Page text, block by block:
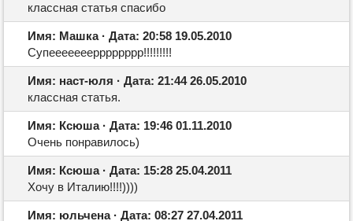
классная статья спасибо
Имя: Машка · Дата: 20:58 19.05.2010
Супееееееерррррррр!!!!!!!!!
Имя: наст-юля · Дата: 21:44 26.05.2010
классная статья.
Имя: Ксюша · Дата: 19:46 01.11.2010
Очень понравилось)
Имя: Ксюша · Дата: 15:28 25.04.2011
Хочу в Италию!!!!))))
Имя: юльчена · Дата: 08:27 27.04.2011